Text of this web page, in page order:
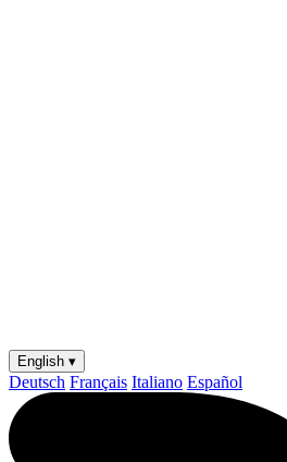
English ▾
Deutsch Français Italiano Español